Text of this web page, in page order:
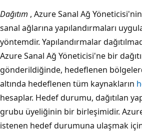
Dağıtım , Azure Sanal Ağ
sanal ağlarına yapılandırmaları
yöntemdir. Yapılandırmalar
Azure Sanal Ağ Yöneticisi'ne bir
gönderildiğinde, hedeflenen
altında hedeflenen tüm kaynakların
hesaplar. Hedef durumu, dağıtılan
grubu üyeliğinin bir birleşimidir.
istenen hedef durumuna ulaşmak için